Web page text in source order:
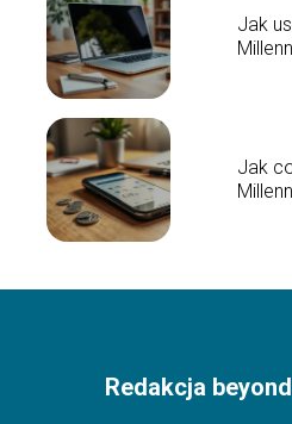
Jak
Jak
Redakcja